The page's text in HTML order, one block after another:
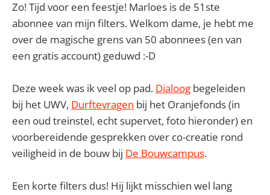
Zo! Tijd voor een feestje! Marloes is de 51ste
abonnee van mijn filters. Welkom dame, je hebt me
over de magische grens van 50 abonnees (en van
een gratis account) geduwd :-D
Deze week was ik veel op pad. Dialoog begeleiden
bij het UWV, Durftevragen bij het Oranjefonds (in
een oud treinstel, echt supervet, foto hieronder) en
voorbereidende gesprekken over co-creatie rond
veiligheid in de bouw bij De Bouwcampus.
Een korte filters dus! Hij lijkt misschien wel lang